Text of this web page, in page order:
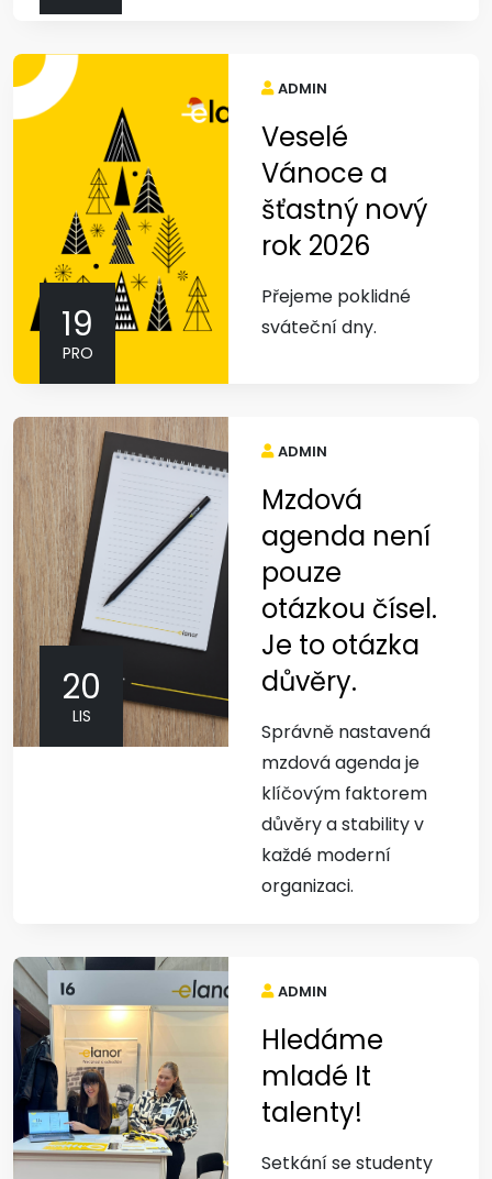
19
PRO
ADMIN
Veselé
Vánoce a
šťastný nový
rok 2026
Přejeme poklidné
sváteční dny.
20
LIS
ADMIN
Mzdová
agenda není
pouze
otázkou čísel.
Je to otázka
důvěry.
Správně nastavená
mzdová agenda je
klíčovým faktorem
důvěry a stability v
každé moderní
organizaci.
ADMIN
Hledáme
mladé It
talenty!
Setkání se studenty